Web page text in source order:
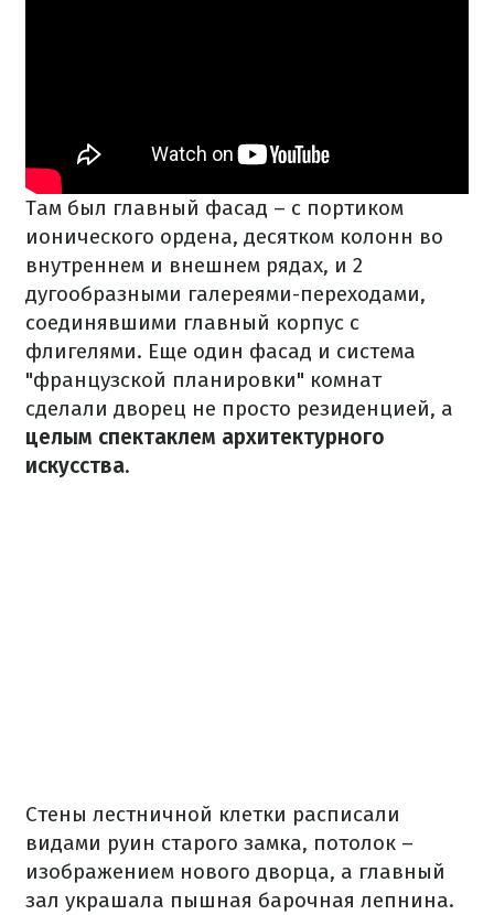
Там был главный фасад – с портиком
ионического ордена, десятком колонн во
внутреннем и внешнем рядах, и 2
дугообразными галереями-переходами,
соединявшими главный корпус с
флигелями. Еще один фасад и система
"французской планировки" комнат
сделали дворец не просто резиденцией, а
целым спектаклем архитектурного
искусства.
Стены лестничной клетки расписали
видами руин старого замка, потолок –
изображением нового дворца, а главный
зал украшала пышная барочная лепнина.